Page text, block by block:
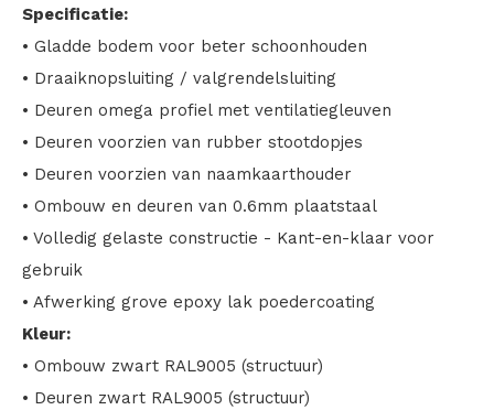
Specificatie:
• Gladde bodem voor beter schoonhouden
• Draaiknopsluiting / valgrendelsluiting
• Deuren omega profiel met ventilatiegleuven
• Deuren voorzien van rubber stootdopjes
• Deuren voorzien van naamkaarthouder
• Ombouw en deuren van 0.6mm plaatstaal
• Volledig gelaste constructie - Kant-en-klaar voor
gebruik
• Afwerking grove epoxy lak poedercoating
Kleur:
• Ombouw zwart RAL9005 (structuur)
• Deuren zwart RAL9005 (structuur)